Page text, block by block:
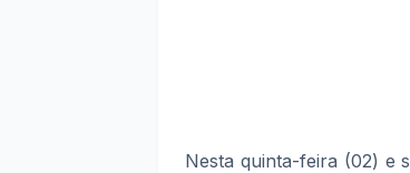
Nesta quinta-feira (02) e